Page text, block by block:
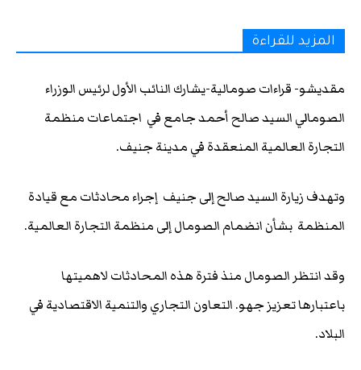
المزيد للقراءة
مقديشو- قراءات صومالية-يشارك النائب الأول لرئيس الوزراء
الصومالي السيد صالح أحمد جامع في اجتماعات منظمة
التجارة العالمية المنعقدة في مدينة جنيف.
وتهدف زيارة السيد صالح إلى جنيف إجراء محادثات مع قيادة
المنظمة بشأن انضمام الصومال إلى منظمة التجارة العالمية.
وقد انتظر الصومال منذ فترة هذه المحادثات لاهميتها
باعتبارها تعزيز جهو. التعاون التجاري والتنمية الاقتصادية في
البلاد.